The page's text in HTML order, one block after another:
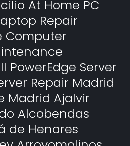
At Home PC
Repair
Computer
PowerEdge Server
Repair Madrid
Madrid Ajalvir
Alcobendas
de Henares